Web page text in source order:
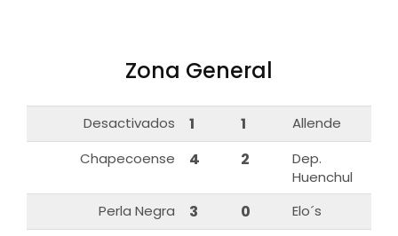
Zona General
Desactivados 1 1
Allende
Chapecoense
4 2
Dep.
Huenchul
Perla Negra
3 0
Elo´s